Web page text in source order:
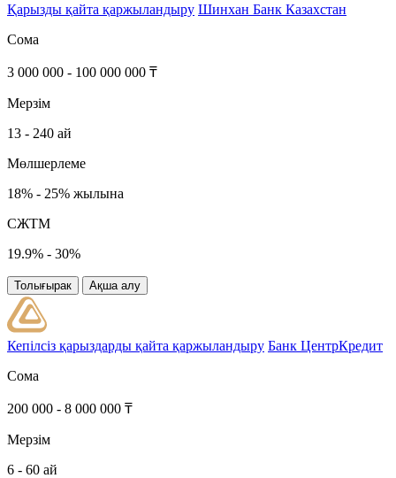
Қарызды қайта қаржыландыру Шинхан Банк Казахстан
Сома
3 000 000 - 100 000 000 ₸
Мерзім
13 - 240 ай
Мөлшерлеме
18% - 25% жылына
СЖТМ
19.9% - 30%
Толығырак Ақша алу
Кепілсіз қарыздарды қайта қаржыландыру Банк ЦентрКредит
Сома
200 000 - 8 000 000 ₸
Мерзім
6 - 60 ай